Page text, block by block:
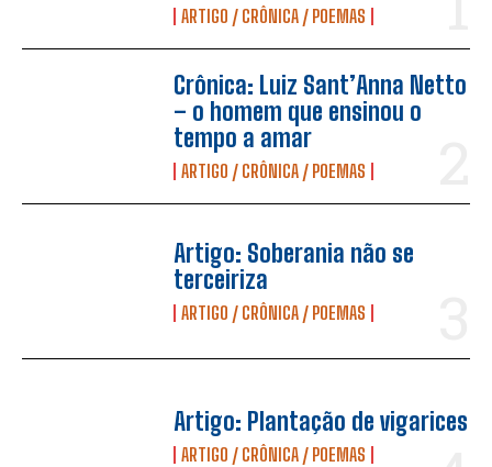
ARTIGO / CRÔNICA / POEMAS
Crônica: Luiz Sant’Anna Netto
– o homem que ensinou o
tempo a amar
ARTIGO / CRÔNICA / POEMAS
Artigo: Soberania não se
terceiriza
ARTIGO / CRÔNICA / POEMAS
Artigo: Plantação de vigarices
ARTIGO / CRÔNICA / POEMAS